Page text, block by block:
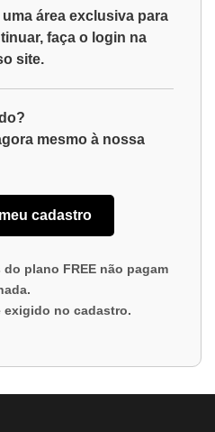
área exclusiva para
faça o login na
site.
mesmo à nossa
cadastro
do plano FREEnão pagam
exigido no cadastro.